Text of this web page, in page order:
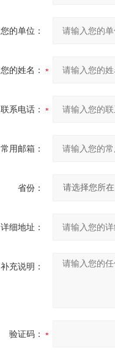
您的单位：
您的姓名：
联系电话：
常用邮箱：
省份：
详细地址：
补充说明：
验证码：